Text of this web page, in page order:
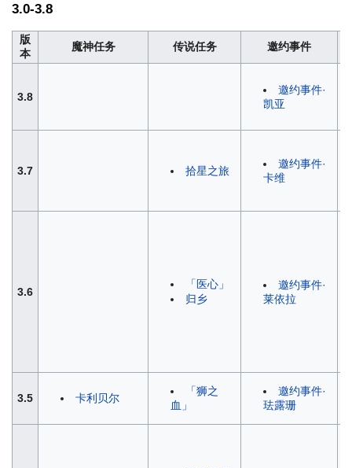
3.0-3.8
版
本
魔神任务 传说任务 邀约事件
3.8
邀约事件·
凯亚
3.7 拾星之旅
邀约事件·
卡维
3.6
「医心」
归乡
邀约事件·
莱依拉
3.5 卡利贝尔
「狮之
血」
邀约事件·
珐露珊